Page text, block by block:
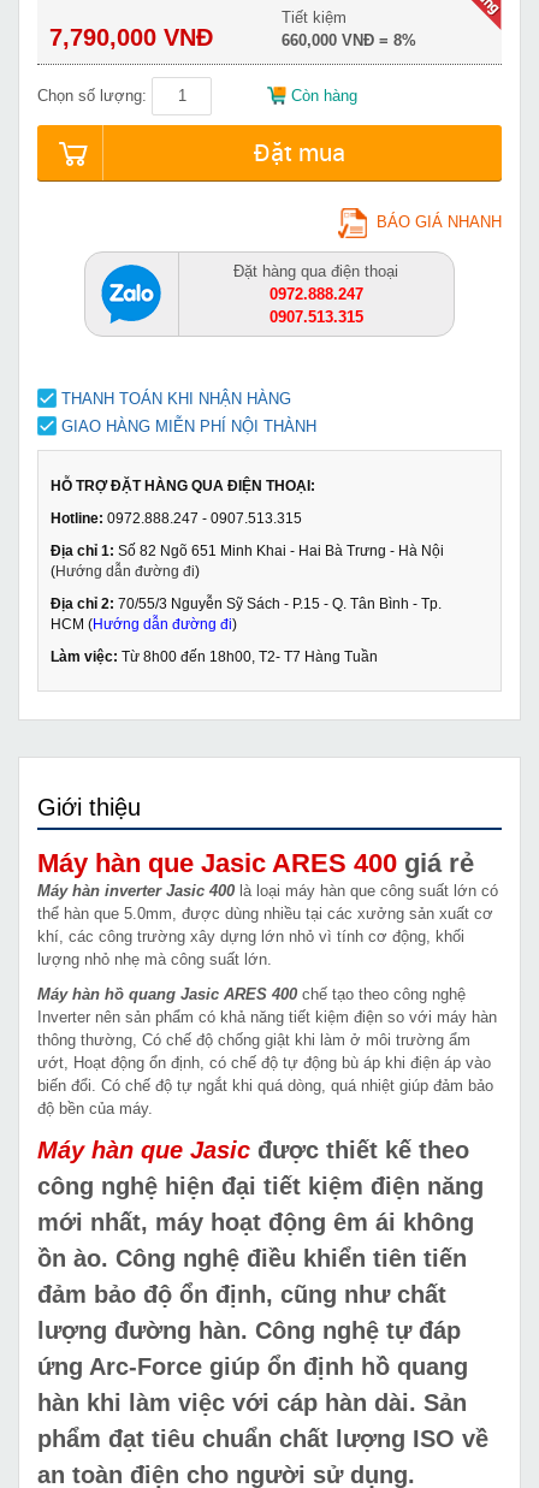
7,790,000 VNĐ
Tiết kiệm
660,000 VNĐ = 8%
Chọn số lượng: Còn hàng
Đặt mua
BÁO GIÁ NHANH
Đặt hàng qua điện thoại
0972.888.247
0907.513.315
THANH TOÁN KHI NHẬN HÀNG
GIAO HÀNG MIỄN PHÍ NỘI THÀNH
HỖ TRỢ ĐẶT HÀNG QUA ĐIỆN THOẠI:
Hotline: 0972.888.247 - 0907.513.315
Địa chỉ 1: Số 82 Ngõ 651 Minh Khai - Hai Bà Trưng - Hà Nội
(Hướng dẫn đường đi)
Địa chỉ 2: 70/55/3 Nguyễn Sỹ Sách - P.15 - Q. Tân Bình - Tp.
HCM (Hướng dẫn đường đi)
Làm việc: Từ 8h00 đến 18h00, T2- T7 Hàng Tuần
Giới thiệu
Máy hàn que Jasic ARES 400 giá rẻ
Máy hàn inverter Jasic 400 là loại máy hàn que công suất lớn có
thể hàn que 5.0mm, được dùng nhiều tại các xưởng sản xuất cơ
khí, các công trường xây dựng lớn nhỏ vì tính cơ động, khối
lượng nhỏ nhẹ mà công suất lớn.
Máy hàn hồ quang Jasic ARES 400 chế tạo theo công nghệ
Inverter nên sản phẩm có khả năng tiết kiệm điện so với máy hàn
thông thường, Có chế độ chống giật khi làm ở môi trường ẩm
ướt, Hoạt động ổn định, có chế độ tự động bù áp khi điện áp vào
biến đổi. Có chế độ tự ngắt khi quá dòng, quá nhiệt giúp đảm bảo
độ bền của máy.
Máy hàn que Jasic được thiết kế theo
công nghệ hiện đại tiết kiệm điện năng
mới nhất, máy hoạt động êm ái không
ồn ào. Công nghệ điều khiển tiên tiến
đảm bảo độ ổn định, cũng như chất
lượng đường hàn. Công nghệ tự đáp
ứng Arc-Force giúp ổn định hồ quang
hàn khi làm việc với cáp hàn dài. Sản
phẩm đạt tiêu chuẩn chất lượng ISO về
an toàn điện cho người sử dụng.